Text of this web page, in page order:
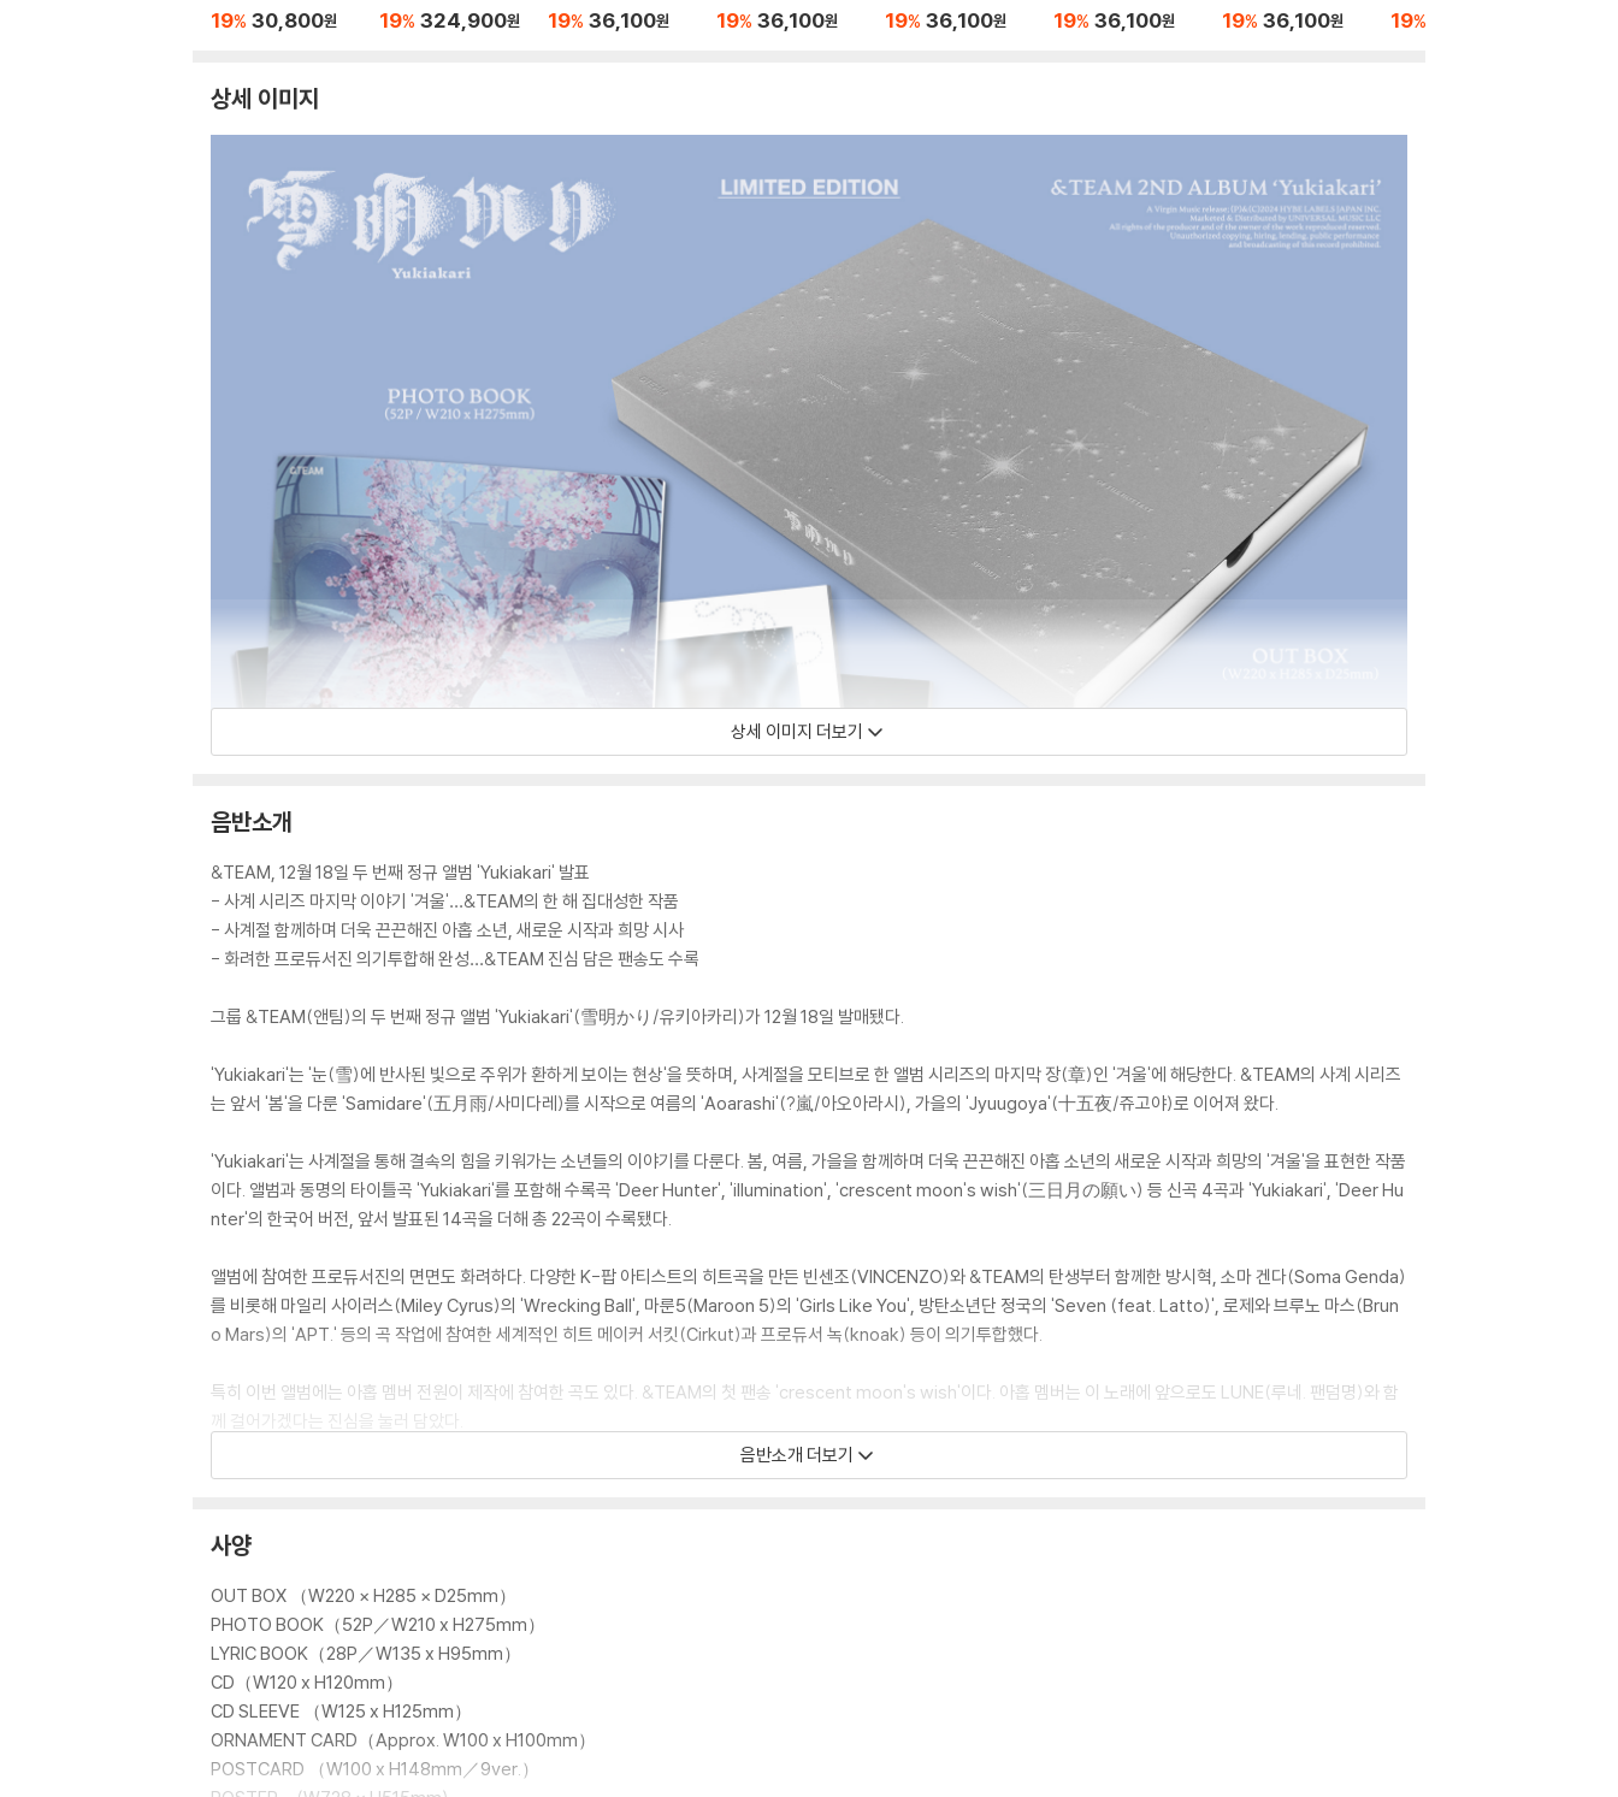
STANDARD EDITION
19% 30,800원
SOLO EDITION [9종
19% 324,900원
SOLO EDITION -MA
19% 36,100원
SOLO EDITION -TA
19% 36,100원
SOLO EDITION -HA
19% 36,100원
SOLO EDITION -JO-
19% 36,100원
SOLO EDITION -YU
19% 36,100원
SOLO EDITION -NIC
19%
상세 이미지
상세 이미지 더보기
음반소개
&TEAM, 12월 18일 두 번째 정규 앨범 'Yukiakari' 발표
- 사계 시리즈 마지막 이야기 '겨울'…&TEAM의 한 해 집대성한 작품
- 사계절 함께하며 더욱 끈끈해진 아홉 소년, 새로운 시작과 희망 시사
- 화려한 프로듀서진 의기투합해 완성…&TEAM 진심 담은 팬송도 수록
그룹 &TEAM(앤팀)의 두 번째 정규 앨범 'Yukiakari'(雪明かり/유키아카리)가 12월 18일 발매됐다.
'Yukiakari'는 '눈(雪)에 반사된 빛으로 주위가 환하게 보이는 현상'을 뜻하며, 사계절을 모티브로 한 앨범 시리즈의 마지막 장(章)인 '겨울'에 해당한다. &TEAM의 사계 시리즈
는 앞서 '봄'을 다룬 'Samidare'(五月雨/사미다레)를 시작으로 여름의 'Aoarashi'(?嵐/아오아라시), 가을의 'Jyuugoya'(十五夜/쥬고야)로 이어져 왔다.
'Yukiakari'는 사계절을 통해 결속의 힘을 키워가는 소년들의 이야기를 다룬다. 봄, 여름, 가을을 함께하며 더욱 끈끈해진 아홉 소년의 새로운 시작과 희망의 '겨울'을 표현한 작품
이다. 앨범과 동명의 타이틀곡 'Yukiakari'를 포함해 수록곡 'Deer Hunter', 'illumination', 'crescent moon's wish'(三日月の願い) 등 신곡 4곡과 'Yukiakari', 'Deer Hu
nter'의 한국어 버전, 앞서 발표된 14곡을 더해 총 22곡이 수록됐다.
앨범에 참여한 프로듀서진의 면면도 화려하다. 다양한 K-팝 아티스트의 히트곡을 만든 빈센조(VINCENZO)와 &TEAM의 탄생부터 함께한 방시혁, 소마 겐다(Soma Genda)
를 비롯해 마일리 사이러스(Miley Cyrus)의 'Wrecking Ball', 마룬5(Maroon 5)의 'Girls Like You', 방탄소년단 정국의 'Seven (feat. Latto)', 로제와 브루노 마스(Brun
o Mars)의 'APT.' 등의 곡 작업에 참여한 세계적인 히트 메이커 서킷(Cirkut)과 프로듀서 녹(knoak) 등이 의기투합했다.
특히 이번 앨범에는 아홉 멤버 전원이 제작에 참여한 곡도 있다. &TEAM의 첫 팬송 'crescent moon's wish'이다. 아홉 멤버는 이 노래에 앞으로도 LUNE(루네. 팬덤명)와 함
께 걸어가겠다는 진심을 눌러 담았다.
봄, 여름, 가을을 거쳐 한 해의 끝자락을 장식하는 겨울. 사계절을 함께 보낸 '우리'라면 무엇이든 해낼 수 있다는 자신감을 가슴에 품고, 새로운 '시작'에 나선 소년들의 포부를 담
아낸 곡이다. 이 노래는 아련한 청춘의 정경을 떠올리게 하는 감성적인 기타 리프로 시작한다. 이후 서서히 질주하는 느낌의 역동적인 멜로디로 바뀌어가는 흐름이 인상적이다.
빈센조, 방시혁, 소마 겐다 등 최강 프로듀서진이 의기투합해 완성했다.
2. Deer Hunter
음반소개 더보기
사양
OUT BOX （W220 × H285 × D25mm）
PHOTO BOOK（52P／W210 x H275mm）
LYRIC BOOK（28P／W135 x H95mm）
CD（W120 x H120mm）
CD SLEEVE （W125 x H125mm）
ORNAMENT CARD（Approx. W100 x H100mm）
POSTCARD （W100 x H148mm／9ver.）